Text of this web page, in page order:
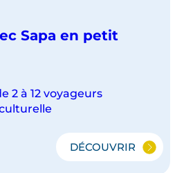
Sapa en petit
2 à 12 voyageurs
DÉCOUVRIR
LE